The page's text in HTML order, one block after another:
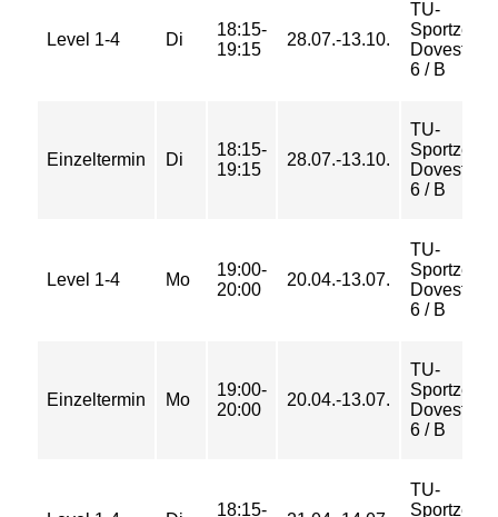
Level 1-4 Di
18:15-
19:15
28.07.-13.10.
TU-
6 / B
Einzeltermin Di
18:15-
19:15
28.07.-13.10.
TU-
6 / B
Level 1-4 Mo
19:00-
20:00
20.04.-13.07.
TU-
6 / B
Einzeltermin Mo
19:00-
20:00
20.04.-13.07.
TU-
6 / B
18:15-
TU-